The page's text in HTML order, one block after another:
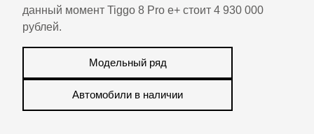
данный момент Tiggo 8 Pro e+ стоит 4 930 000
рублей.
Модельный ряд
Автомобили в наличии